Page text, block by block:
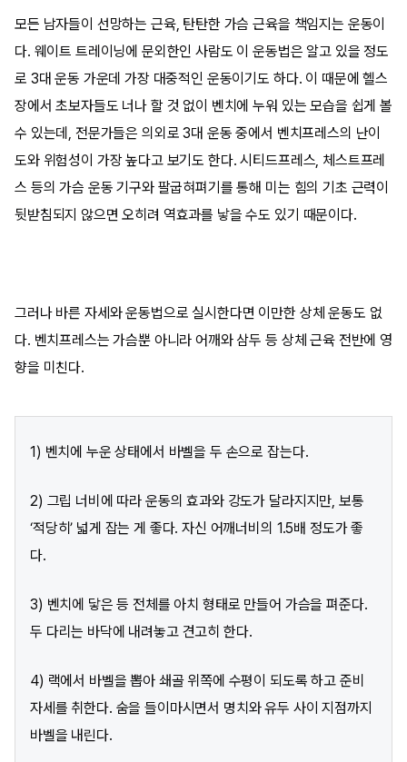
모든 남자들이 선망하는 근육, 탄탄한 가슴 근육을 책임지는 운동이
다. 웨이트 트레이닝에 문외한인 사람도 이 운동법은 알고 있을 정도
로 3대 운동 가운데 가장 대중적인 운동이기도 하다. 이 때문에 헬스
장에서 초보자들도 너나 할 것 없이 벤치에 누워 있는 모습을 쉽게 볼
수 있는데, 전문가들은 의외로 3대 운동 중에서 벤치프레스의 난이
도와 위험성이 가장 높다고 보기도 한다. 시티드프레스, 체스트프레
스 등의 가슴 운동 기구와 팔굽혀펴기를 통해 미는 힘의 기초 근력이
뒷받침되지 않으면 오히려 역효과를 낳을 수도 있기 때문이다.
그러나 바른 자세와 운동법으로 실시한다면 이만한 상체 운동도 없
다. 벤치프레스는 가슴뿐 아니라 어깨와 삼두 등 상체 근육 전반에 영
향을 미친다.
1) 벤치에 누운 상태에서 바벨을 두 손으로 잡는다.
2) 그립 너비에 따라 운동의 효과와 강도가 달라지지만, 보통
‘적당히’ 넓게 잡는 게 좋다. 자신 어깨너비의 1.5배 정도가 좋
다.
3) 벤치에 닿은 등 전체를 아치 형태로 만들어 가슴을 펴준다.
두 다리는 바닥에 내려놓고 견고히 한다.
4) 랙에서 바벨을 뽑아 쇄골 위쪽에 수평이 되도록 하고 준비
자세를 취한다. 숨을 들이마시면서 명치와 유두 사이 지점까지
바벨을 내린다.